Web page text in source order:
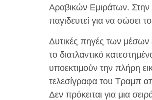
Αραβικών Εμιράτων. Στην
παγιδευτεί για να σώσει
Δυτικές πηγές των
το διατλαντικό
υποεκτιμούν την πλήρη
τελεσίγραφα του Τραμπ
Δεν πρόκειται για μια